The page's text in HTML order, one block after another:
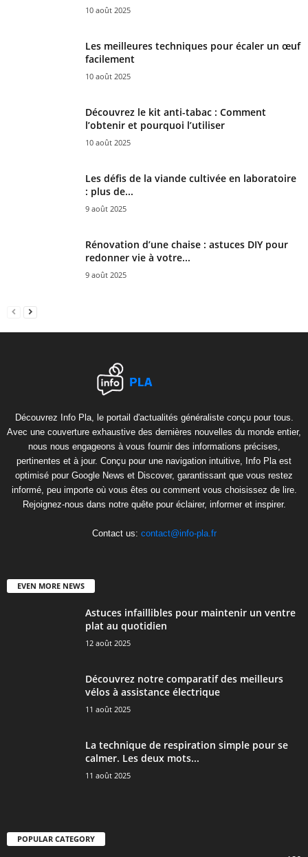
10 août 2025
Les meilleures techniques pour écaler un œuf
facilement
10 août 2025
Découvrez le kit anti-tabac : Comment
l’obtenir et pourquoi l’utiliser
10 août 2025
Les défis de la viande cultivée en laboratoire
: plus de...
9 août 2025
Rénovation d’une chaise : astuces DIY pour
redonner vie à votre...
9 août 2025
Découvrez Info Pla, le portail d'actualités généraliste conçu pour tous.
Avec une couverture exhaustive des dernières nouvelles du monde entier,
nous nous engageons à vous fournir des informations précises,
pertinentes et à jour. Conçu pour une navigation intuitive, Info Pla est
optimisé pour Google News et Discover, garantissant que vous restez
informé, peu importe où vous êtes ou comment vous choisissez de lire.
Rejoignez-nous dans notre quête pour éclairer, informer et inspirer.
Contact us: contact@info-pla.fr
EVEN MORE NEWS
Astuces infaillibles pour maintenir un ventre
plat au quotidien
12 août 2025
Découvrez notre comparatif des meilleurs
vélos à assistance électrique
11 août 2025
La technique de respiration simple pour se
calmer. Les deux mots...
11 août 2025
POPULAR CATEGORY